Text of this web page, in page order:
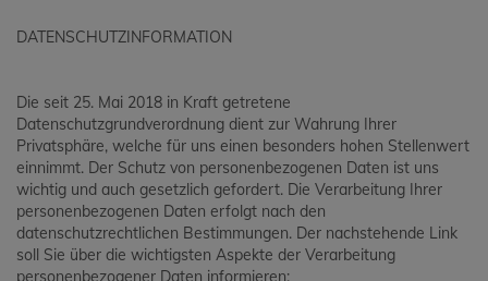
DATENSCHUTZINFORMATION
Die seit 25. Mai 2018 in Kraft getretene
Datenschutzgrundverordnung dient zur Wahrung Ihrer
Privatsphäre, welche für uns einen besonders hohen Stellenwert
einnimmt. Der Schutz von personenbezogenen Daten ist uns
wichtig und auch gesetzlich gefordert. Die Verarbeitung Ihrer
personenbezogenen Daten erfolgt nach den
datenschutzrechtlichen Bestimmungen. Der nachstehende Link
soll Sie über die wichtigsten Aspekte der Verarbeitung